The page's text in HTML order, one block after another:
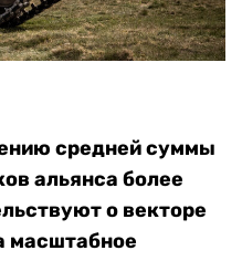
средней суммы
альянса более
о векторе
масштабное